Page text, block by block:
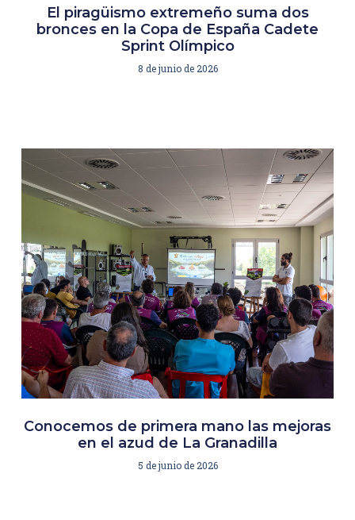
El piragüismo extremeño suma dos
bronces en la Copa de España Cadete
Sprint Olímpico
8 de junio de 2026
Conocemos de primera mano las mejoras
en el azud de La Granadilla
5 de junio de 2026